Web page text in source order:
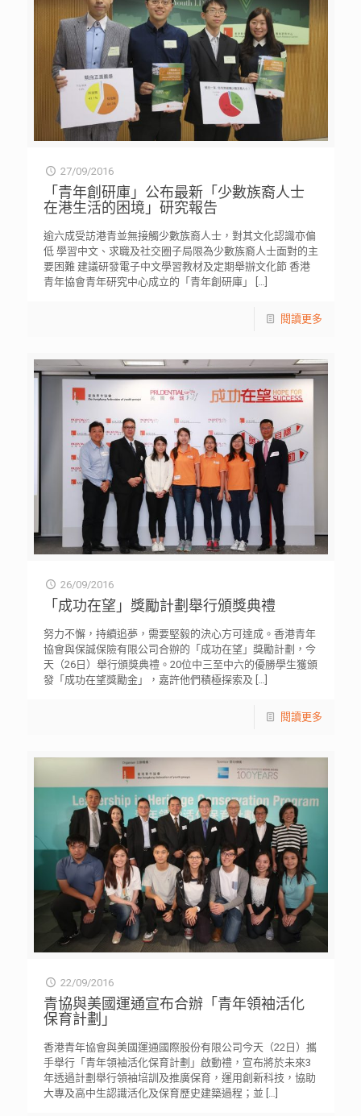
27/09/2016
「青年創研庫」公布最新「少數族裔人士
在港生活的困境」研究報告
逾六成受訪港青並無接觸少數族裔人士，對其文化認識亦偏
低 學習中文、求職及社交圈子局限為少數族裔人士面對的主
要困難 建議研發電子中文學習教材及定期舉辦文化節 香港
青年協會青年研究中心成立的「青年創研庫」
[…]
閱讀更多
26/09/2016
「成功在望」獎勵計劃舉行頒獎典禮
努力不懈，持續追夢，需要堅毅的決心方可達成。香港青年
協會與保誠保險有限公司合辦的「成功在望」獎勵計劃，今
天（26日）舉行頒獎典禮。20位中三至中六的優勝學生獲頒
發「成功在望獎勵金」，嘉許他們積極探索及 […]
閱讀更多
22/09/2016
青協與美國運通宣布合辦「青年領袖活化
保育計劃」
香港青年協會與美國運通國際股份有限公司今天（22日）攜
手舉行「青年領袖活化保育計劃」啟動禮，宣布將於未來3
年透過計劃舉行領袖培訓及推廣保育，運用創新科技，協助
大專及高中生認識活化及保育歷史建築過程；並 […]